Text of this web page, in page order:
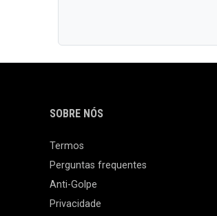
SOBRE NÓS
Termos
Perguntas frequentes
Anti-Golpe
Privacidade